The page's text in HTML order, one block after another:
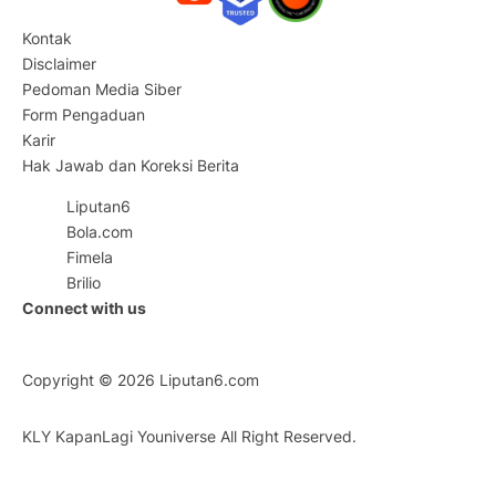
Kontak
Disclaimer
Pedoman Media Siber
Form Pengaduan
Karir
Hak Jawab dan Koreksi Berita
Liputan6
Bola.com
Fimela
Brilio
Connect with us
Copyright © 2026 Liputan6.com
KLY KapanLagi Youniverse All Right Reserved.